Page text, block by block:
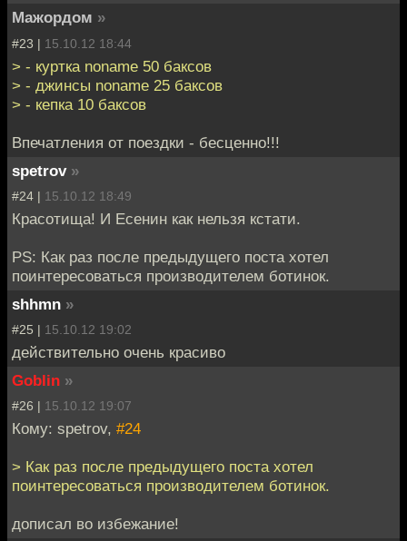
Мажордом »
#23 | 15.10.12 18:44
> - куртка noname 50 баксов
> - джинсы noname 25 баксов
> - кепка 10 баксов
Впечатления от поездки - бесценно!!!
spetrov »
#24 | 15.10.12 18:49
Красотища! И Есенин как нельзя кстати.
PS: Как раз после предыдущего поста хотел
поинтересоваться производителем ботинок.
shhmn »
#25 | 15.10.12 19:02
действительно очень красиво
Goblin »
#26 | 15.10.12 19:07
Кому: spetrov, #24
> Как раз после предыдущего поста хотел
поинтересоваться производителем ботинок.
дописал во избежание!